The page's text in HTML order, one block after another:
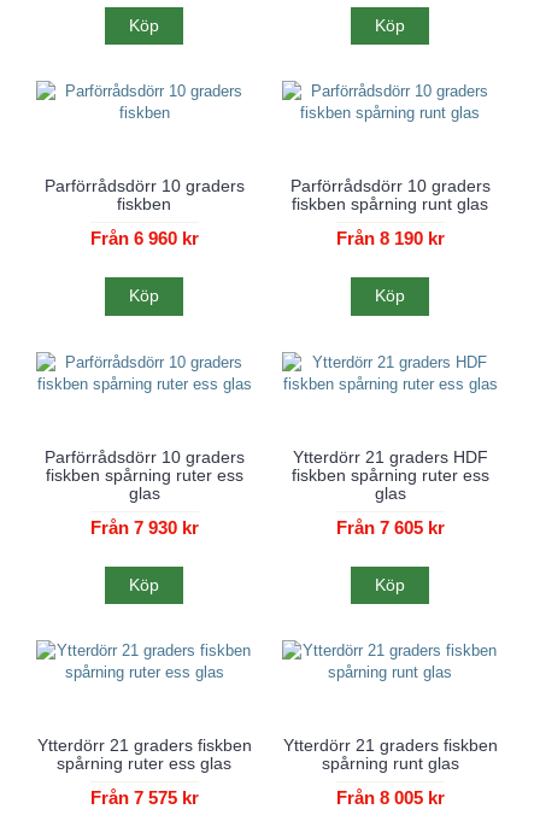
Köp Köp
Parförrådsdörr 10 graders
fiskben
Från 6 960 kr
Köp
Parförrådsdörr 10 graders
fiskben spårning runt glas
Från 8 190 kr
Köp
Parförrådsdörr 10 graders
fiskben spårning ruter ess
glas
Från 7 930 kr
Köp
Ytterdörr 21 graders HDF
fiskben spårning ruter ess
glas
Från 7 605 kr
Köp
Ytterdörr 21 graders fiskben
spårning ruter ess glas
Från 7 575 kr
Ytterdörr 21 graders fiskben
spårning runt glas
Från 8 005 kr